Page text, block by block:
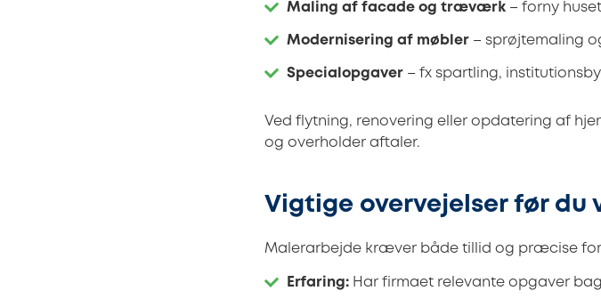
Maling af facade og træværk – forny
Modernisering af møbler – sprøjtemaling
Specialopgaver – fx spartling,
Ved flytning, renovering eller opdatering af
og overholder aftaler.
Vigtige overvejelser før
Malerarbejde kræver både tillid og præcise
Erfaring: Har firmaet relevante opgaver